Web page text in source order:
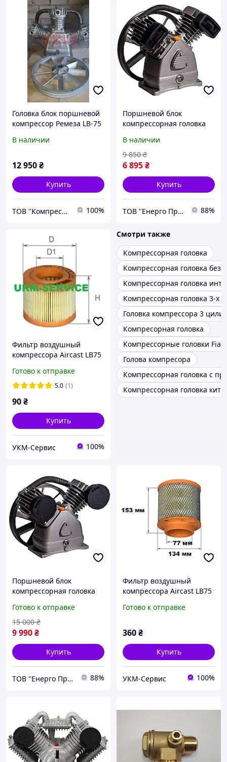
Головка блок поршневой
компрессор Ремеза LB-75
В наличии
12 950₴
Купить
ТОВ "Компресорне обладнання" 100%
Поршневой блок
компрессорная головка
В наличии
6 895₴
9 850 ₴
Купить
ТОВ "Енерго Про" 88%
Фильтр воздушный
компрессора Aircast LB75
Готово к отправке
5.0 (1)
90₴
Купить
УКМ-Сервис 100%
Смотри также
Компрессорная головка
Компрессорная головка
Компрессорная головка
Компрессорная головка 3-х
Головка компрессора 3
Компресорная головка
Компрессорные головки Fiac
Голова компресора
Компрессорная головка с
Компрессорная головка
Поршневой блок
компрессорная головка
Готово к отправке
9 990₴
15 000 ₴
Купить
ТОВ "Енерго Про" 88%
Фильтр воздушный
компрессора Aircast LB75
Готово к отправке
360₴
Купить
УКМ-Сервис 100%